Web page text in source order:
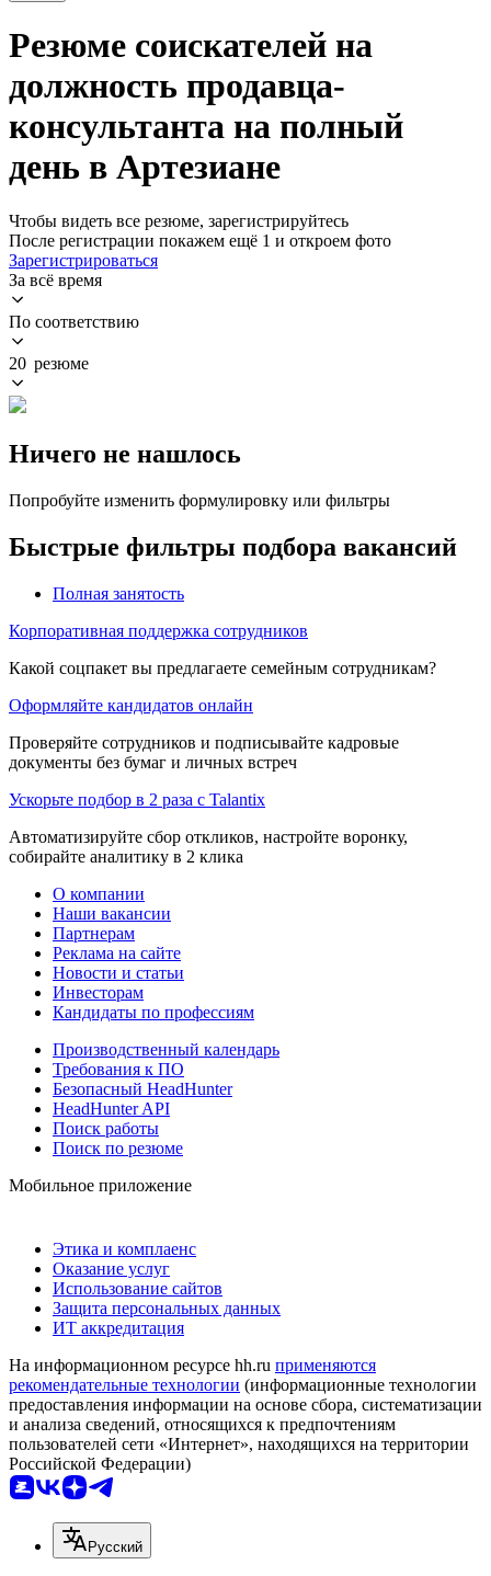
Резюме соискателей на
должность продавца-
консультанта на полный
день в Артезиане
Чтобы видеть все резюме, зарегистрируйтесь
После регистрации покажем ещё 1 и откроем фото
Зарегистрироваться
За всё время
По соответствию
20 резюме
Ничего не нашлось
Попробуйте изменить формулировку или фильтры
Быстрые фильтры подбора вакансий
Полная занятость
Корпоративная поддержка сотрудников
Какой соцпакет вы предлагаете семейным сотрудникам?
Оформляйте кандидатов онлайн
Проверяйте сотрудников и подписывайте кадровые
документы без бумаг и личных встреч
Ускорьте подбор в 2 раза с Talantix
Автоматизируйте сбор откликов, настройте воронку,
собирайте аналитику в 2 клика
О компании
Наши вакансии
Партнерам
Реклама на сайте
Новости и статьи
Инвесторам
Кандидаты по профессиям
Производственный календарь
Требования к ПО
Безопасный HeadHunter
HeadHunter API
Поиск работы
Поиск по резюме
Мобильное приложение
Этика и комплаенс
Оказание услуг
Использование сайтов
Защита персональных данных
ИТ аккредитация
На информационном ресурсе hh.ru применяются
рекомендательные технологии (информационные технологии
предоставления информации на основе сбора, систематизации
и анализа сведений, относящихся к предпочтениям
пользователей сети «Интернет», находящихся на территории
Российской Федерации)
Русский